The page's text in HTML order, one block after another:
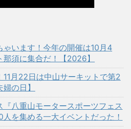
ゃいます！今年の開催は10月4
須に集合だ！【2026】
11月22日は中山サーキットで第2
の日】
八重山モータースポーツフェス
を集める一大イベントだった！